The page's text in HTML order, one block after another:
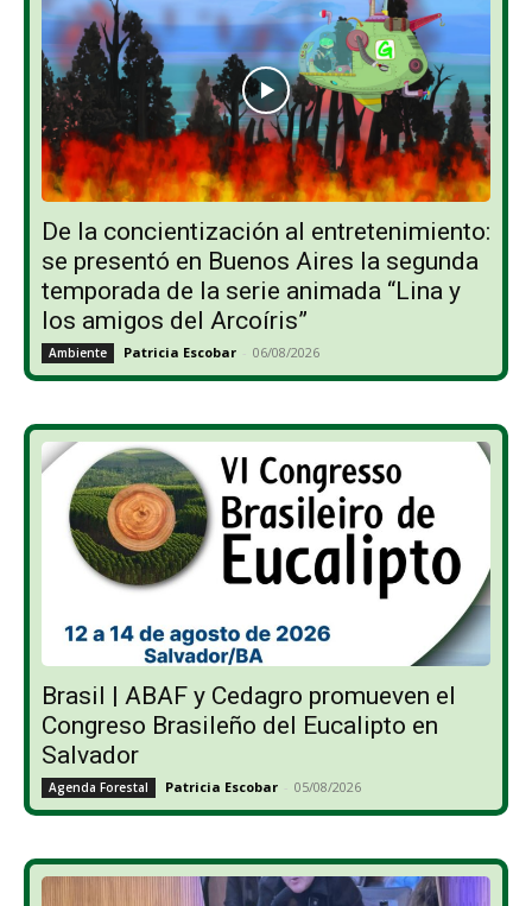
De la concientización al entretenimiento:
se presentó en Buenos Aires la segunda
temporada de la serie animada “Lina y
los amigos del Arcoíris”
Ambiente Patricia Escobar - 06/08/2026
Brasil | ABAF y Cedagro promueven el
Congreso Brasileño del Eucalipto en
Salvador
Agenda Forestal Patricia Escobar - 05/08/2026